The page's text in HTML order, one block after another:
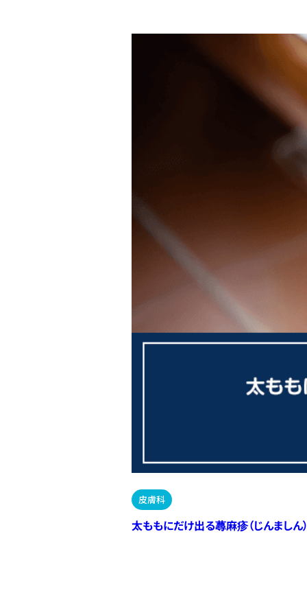
皮膚科
太ももにだけ出る蕁麻疹（じんましん